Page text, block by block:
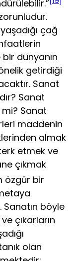
çağ
dünya­nın
getirdiği
Sanat
Sanat
Sanat
maddenin
almak
etmek ve
çıkmak
özgür bir
böyle
çıkarların
olan